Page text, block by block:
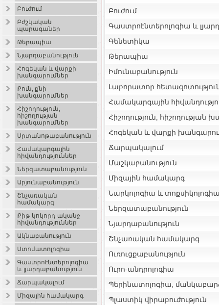
Բուժում
Բժշկական
պարագաներ
Թերապիա
Նյարդաբանություն
Հոգեկան և վարքի
խանգարումներ
Քուն, քնի
խանգարումներ
Հիշողություն,
հիշողության
խանգարումներ
Սրտանոթաբանություն
Համակարգային
հիվանդություններ
Ներզատաբանություն
Արյունաբանություն
Շնչառական
համակարգ
Քիթ-կոկորդ-ականջ
հիվանդություններ
Ակնաբանություն
Ստոմատոլոգիա
Գաստրոէնտերոլոգիա
և լյարդաբանություն
Ճարպակալում
Միզային համակարգ
Բուժում
Գաստրոէնտերոլոգիա և
Գենետիկա
Թերապիա
Իմունաբանություն
Լաբորատոր
Համակարգային
Հիշողություն, հիշողության
Հոգեկան և վարքի
Ճարպակալում
Մաշկաբանություն
Միզային համակարգ
Նարկոլոգիա և
Ներզատաբանություն
Նյարդաբանություն
Շնչառական համակարգ
Ուռուցքաբանություն
Ուրո-անդրոլոգիա
Պերինատոլոգիա,
Պլաստիկ վիրաբուժություն